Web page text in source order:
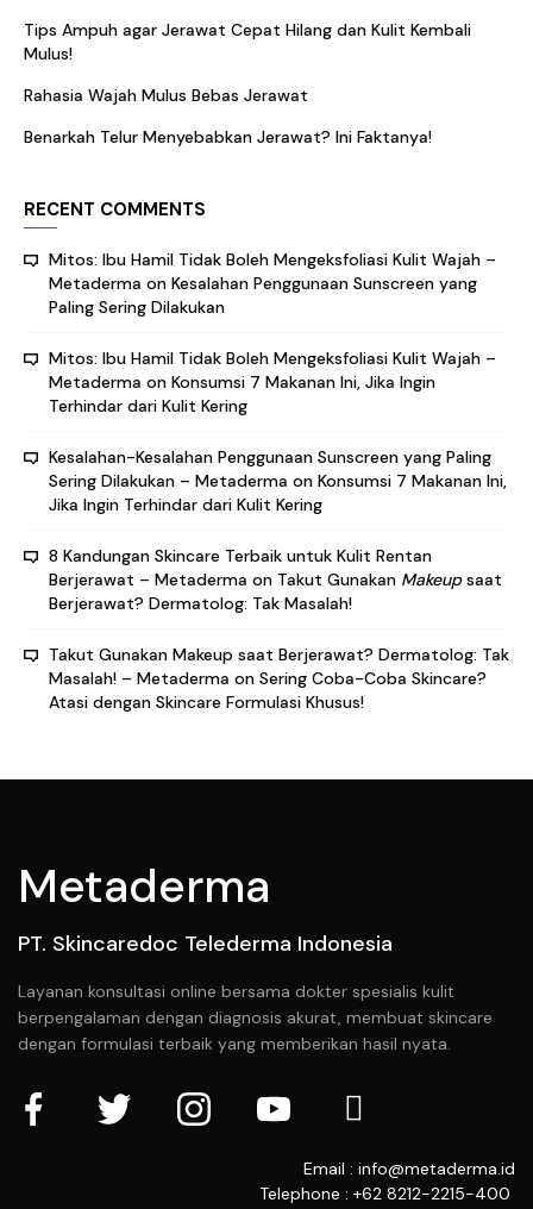
Tips Ampuh agar Jerawat Cepat Hilang dan Kulit Kembali
Mulus!
Rahasia Wajah Mulus Bebas Jerawat
Benarkah Telur Menyebabkan Jerawat? Ini Faktanya!
RECENT COMMENTS
Mitos: Ibu Hamil Tidak Boleh Mengeksfoliasi Kulit Wajah –
Metaderma on Kesalahan Penggunaan Sunscreen yang
Paling Sering Dilakukan
Mitos: Ibu Hamil Tidak Boleh Mengeksfoliasi Kulit Wajah –
Metaderma on Konsumsi 7 Makanan Ini, Jika Ingin
Terhindar dari Kulit Kering
Kesalahan-Kesalahan Penggunaan Sunscreen yang Paling
Sering Dilakukan – Metaderma on Konsumsi 7 Makanan Ini,
Jika Ingin Terhindar dari Kulit Kering
8 Kandungan Skincare Terbaik untuk Kulit Rentan
Berjerawat – Metaderma on Takut Gunakan Makeupsaat
Berjerawat? Dermatolog: Tak Masalah!
Takut Gunakan Makeup saat Berjerawat? Dermatolog: Tak
Masalah! – Metaderma on Sering Coba-Coba Skincare?
Atasi dengan Skincare Formulasi Khusus!
Metaderma
PT. Skincaredoc Telederma Indonesia
Layanan konsultasi online bersama dokter spesialis kulit
berpengalaman dengan diagnosis akurat, membuat skincare
dengan formulasi terbaik yang memberikan hasil nyata.
Email : info@metaderma.id
Telephone : +62 8212-2215-400